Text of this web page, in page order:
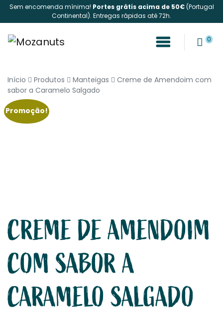
Sem encomenda mínima! Portes grátis acima de 50€(Portugal
Continental). Entregas rápidas até 72h.
0
Início Produtos Manteigas
Creme de Amendoim com
sabor a Caramelo Salgado
Promoção!
CREME DE AMENDOIM
COM SABOR A
CARAMELO SALGADO